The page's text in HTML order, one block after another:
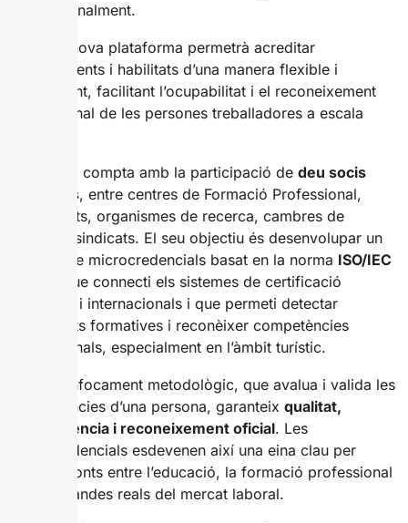
internacionalment.
Aquesta nova plataforma permetrà acreditar
coneixements i habilitats d’una manera flexible i
transparent, facilitant l’ocupabilitat i el reconeixement
professional de les persones treballadores a escala
Microidea compta amb la participació dedeu socis
europeus, entre centres de Formació Professional,
universitats, organismes de recerca, cambres de
comerç i sindicats. El seu objectiu és desenvolupar un
sistema de microcredencials basat en la norma ISO/IEC
, que connecti els sistemes de certificació
nacionals i internacionals i que permeti detectar
necessitats formatives i reconèixer competències
professionals, especialment en l’àmbit turístic.
Aquest enfocament metodològic, que avalua i valida les
competències d’una persona, garanteixqualitat,
transparència i reconeixement oficial. Les
microcredencials esdevenen així una eina clau per
establir ponts entre l’educació, la formació professional
i les demandes reals del mercat laboral.